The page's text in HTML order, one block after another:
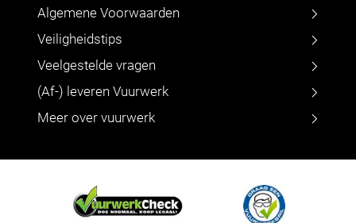
Algemene Voorwaarden
Veiligheidstips
Veelgestelde vragen
(Af-) leveren Vuurwerk
Meer over vuurwerk